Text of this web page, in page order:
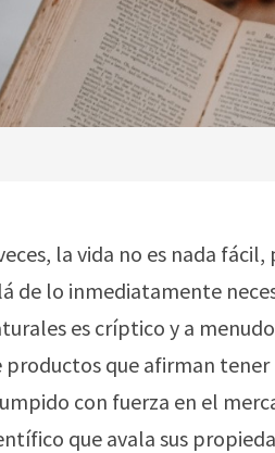
la vida no es nada
de lo inmediatamente
es críptico y a
productos que afirman tener
con fuerza en el
que avala sus